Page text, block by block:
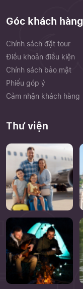
Góc khách hàng
Chính sách đặt tour
Điều khoản điều kiện
Chính sách bảo mật
Phiếu góp ý
Cảm nhận khách hàng
Thư viện